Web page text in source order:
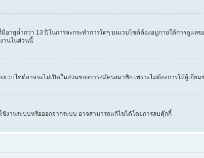
อายุต่ำกว่า 13 ปีในการจะกระทำการใดๆ บนเวบไซต์ต้องอยู่ภายใต้การดูแ
านในส่วนนี้
วบไซต์อาจจะไม่เปิดในส่วนของการสมัครสมาชิก เพราะไม่ต้องการให้ผู้เ
านระบบหรือออกจากระบบ อาจสามารถแก้ไขได้โดยการลบคุ๊กกี้